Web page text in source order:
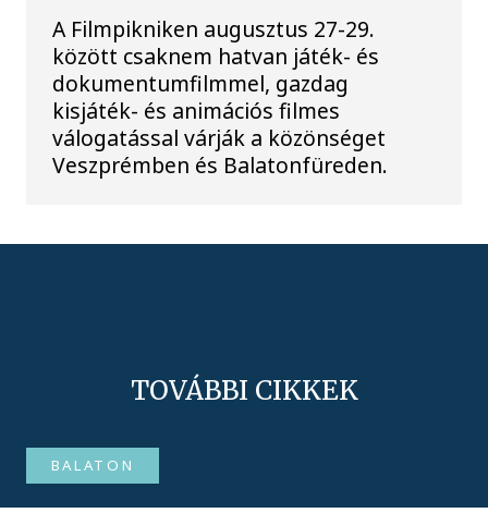
A Filmpikniken augusztus 27-29.
között csaknem hatvan játék- és
dokumentumfilmmel, gazdag
kisjáték- és animációs filmes
válogatással várják a közönséget
Veszprémben és Balatonfüreden.
TOVÁBBI CIKKEK
BALATON